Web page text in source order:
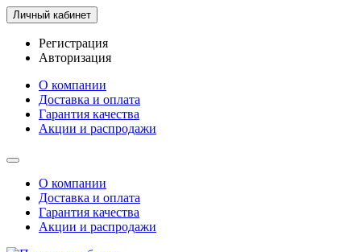
Личный кабинет
Регистрация
Авторизация
О компании
Доставка и оплата
Гарантия качества
Акции и распродажи
О компании
Доставка и оплата
Гарантия качества
Акции и распродажи